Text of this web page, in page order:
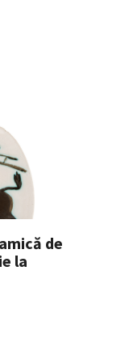
de
la